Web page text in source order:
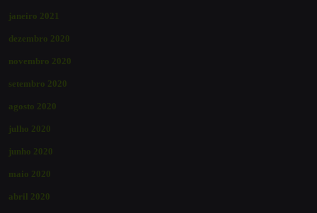
janeiro 2021
dezembro 2020
novembro 2020
setembro 2020
agosto 2020
julho 2020
junho 2020
maio 2020
abril 2020